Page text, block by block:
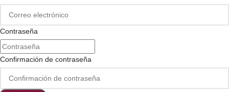
Contraseña
Confirmación de contraseña